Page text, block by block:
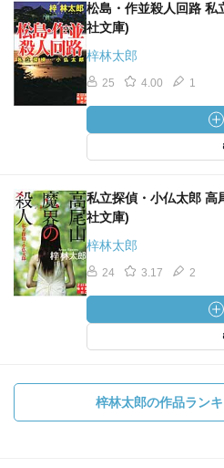
松島・作並殺人回路 私
社文庫)
梓林太郎
25 4.00 1
私立探偵・小仏太郎 高
社文庫)
梓林太郎
24 3.17 2
梓林太郎の作品ラン